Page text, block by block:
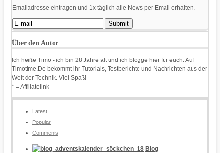
Emailadresse eintragen und 1x täglich alle News per Email erhalten.
Über den Autor
Ich heiße Timo - ich bin 28 Jahre alt und ich blogge hier für euch. Auf
Timotime.De bekommt ihr Tutorials, Testberichte und Nachrichten aus der
Welt der Technik. Viel Spaß!
* = Affiliatelink
Latest
Popular
Comments
Blog